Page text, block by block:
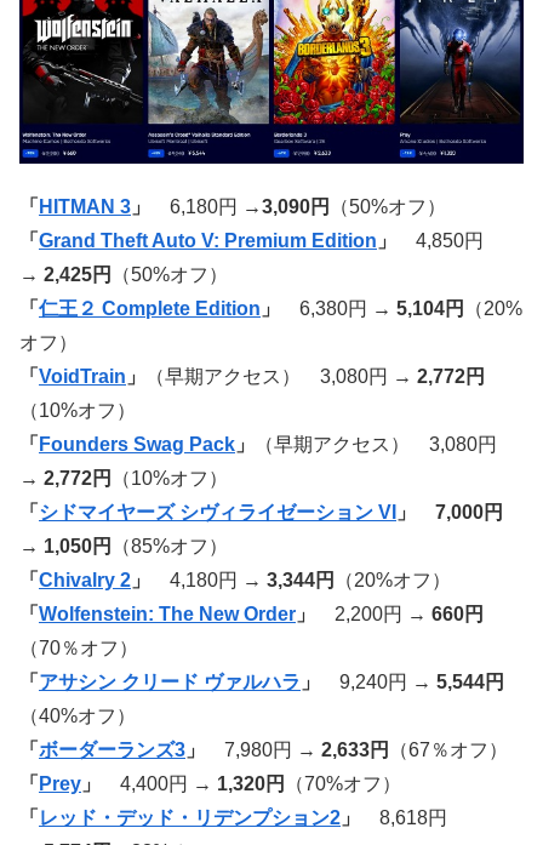
「 HITMAN 3 」 6,180円 →3,090円
（50%オフ）
「 Grand Theft Auto V: Premium Edition 」
4,850円
→ 2,425円
（50%オフ）
「 仁王２ Complete Edition 」 6,380円 → 5,104円
（20%
オフ）
「 VoidTrain 」 （早期アクセス） 3,080円 → 2,772円
（10%オフ）
「 Founders Swag Pack 」
（早期アクセス） 3,080円
→ 2,772円
（10%オフ）
「 シドマイヤーズ シヴィライゼーション VI
」 7,000円
→ 1,050円
（85%オフ）
「 Chivalry 2 」 4,180円 → 3,344円
（20%オフ）
「 Wolfenstein: The New Order 」 2,200円 → 660円
（70％オフ）
「 アサシン クリード ヴァルハラ 」 9,240円 → 5,544円
（40%オフ）
「 ボーダーランズ3 」 7,980円 → 2,633円
（67％オフ）
「 Prey 」 4,400円 → 1,320円
（70%オフ）
「 レッド・デッド・リデンプション2 」
8,618円